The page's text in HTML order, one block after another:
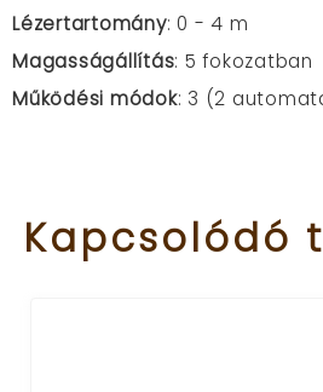
Lézertartomány: 0 - 4 m
Magasságállítás: 5 fokozatban
Működési módok: 3 (2
Kapcsolódó